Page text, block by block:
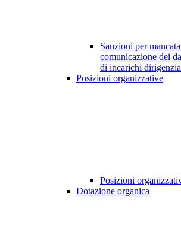
Sanzioni per
comunicazione dei
di incarichi
Posizioni organizzative
Posizioni
Dotazione organica